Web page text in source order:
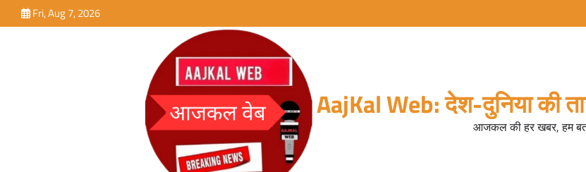
to
Fri, Aug 7, 2026
AajKal Web: देश-दुनिया की
आजकल की हर खबर, हम